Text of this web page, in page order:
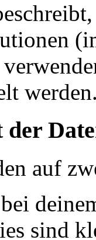
auf
sind